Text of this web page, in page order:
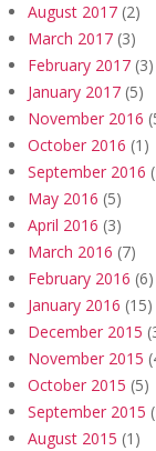
August 2017 (2)
March 2017 (3)
February 2017 (3)
January 2017 (5)
November 2016
October 2016 (1)
September 2016
May 2016 (5)
April 2016 (3)
March 2016 (7)
February 2016 (6)
January 2016 (15)
December 2015
November 2015
October 2015 (5)
September 2015
August 2015 (1)